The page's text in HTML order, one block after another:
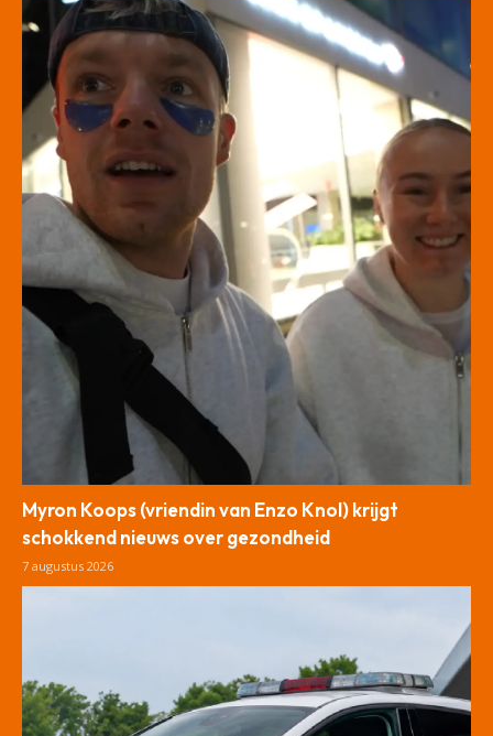
Myron Koops (vriendin van Enzo Knol) krijgt
schokkend nieuws over gezondheid
7 augustus 2026